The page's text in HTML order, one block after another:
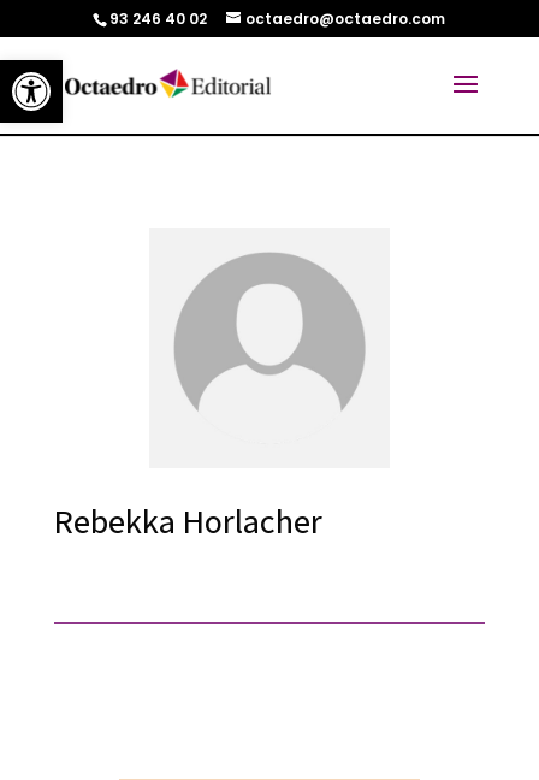
Abrir barra de herramientas
93 246 40 02 octaedro@octaedro.com
Rebekka Horlacher